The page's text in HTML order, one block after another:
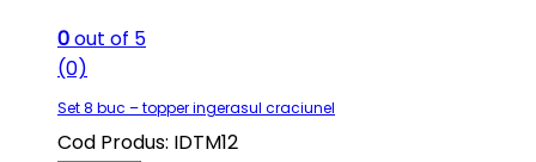
0out of 5
(0)
Set 8 buc – topper ingerasul craciunel
Cod Produs: IDTM12